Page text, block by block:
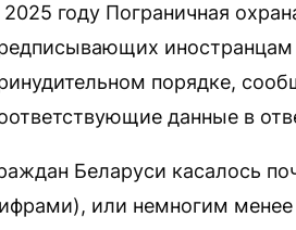
2025 году Пограничная
порядке,
данные в
Беларуси касалось
или немногим менее